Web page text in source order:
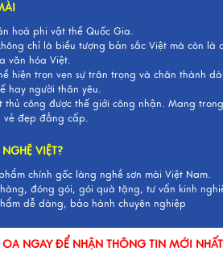
hoá phi vật thể Quốc Gia.
chỉ là biểu tượng bản sắc Việt mà còn là
văn hóa Việt.
hiện trọn vẹn sự trân trọng và chân thành
hay người thân yêu.
thủ công được thế giới công nhận. Mang
vẻ đẹp đẳng cấp.
VIỆT?
chính gốc làng nghề sơn mài Việt Nam.
hàng, đóng gói, gói quà tặng, tư vấn kinh
dễ dàng, bảo hành chuyên nghiệp
NGAY ĐỂ NHẬN THÔNG TIN MỚI